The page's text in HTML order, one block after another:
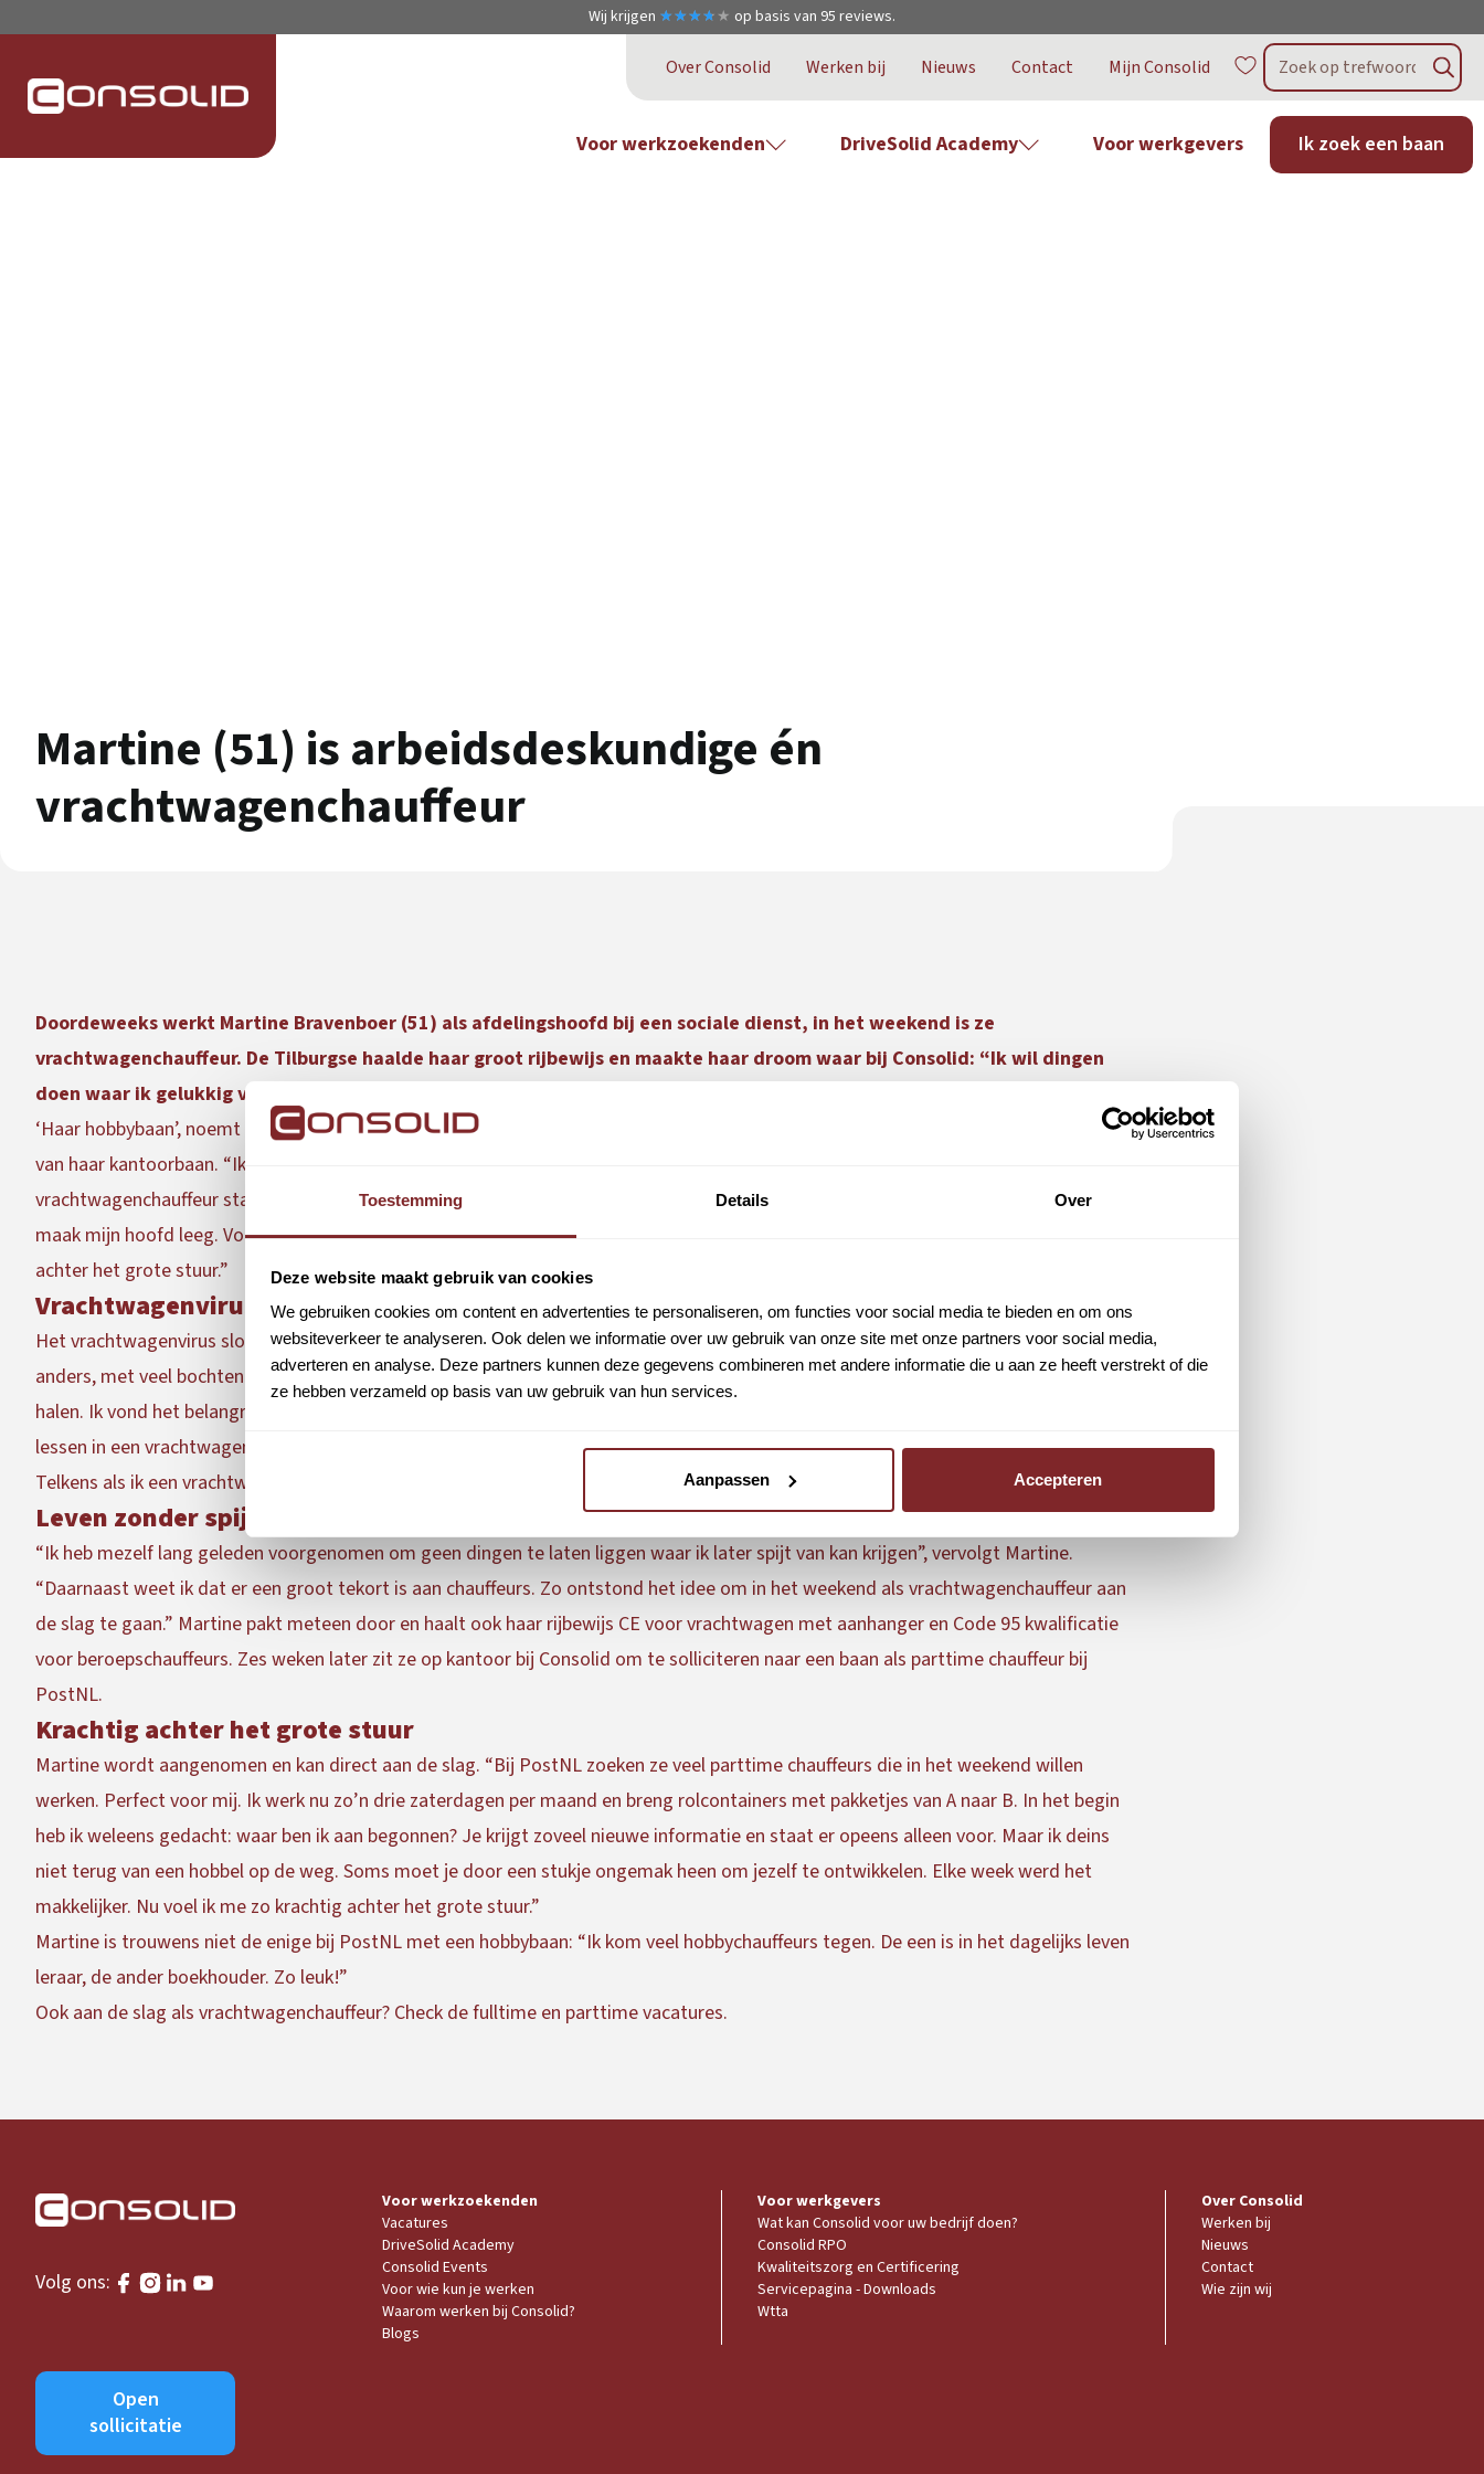
Toestemming Details Over
Deze website maakt gebruik van cookies
We gebruiken cookies om content en advertenties te personaliseren, om functies voor social media te bieden en om ons
websiteverkeer te analyseren. Ook delen we informatie over uw gebruik van onze site met onze partners voor social media,
adverteren en analyse. Deze partners kunnen deze gegevens combineren met andere informatie die u aan ze heeft verstrekt of die
ze hebben verzameld op basis van uw gebruik van hun services.
Aanpassen Accepteren
Wij krijgen ★
★★
★★
★★
★ ★
★ op basis van 95 reviews.
Over Consolid Werken bij Nieuws Contact Mijn Consolid
Voor werkzoekenden DriveSolid Academy Voor werkgevers Ik zoek een baan
Martine (51) is arbeidsdeskundige én
vrachtwagenchauffeur
Doordeweeks werkt Martine Bravenboer (51) als afdelingshoofd bij een sociale dienst, in het weekend is ze
vrachtwagenchauffeur. De Tilburgse haalde haar groot rijbewijs en maakte haar droom waar bij Consolid: “Ik wil dingen
doen waar ik gelukkig van word.”
‘Haar hobbybaan’, noemt ze haar werk als vrachtwagenchauffeur vol trots. Voor Martine is het werk een mooie, fysieke
tegenhanger
van haar kantoorbaan. “Ik ben arbeidsdeskundige en sinds kort ook afdelingshoofd. Een baan met veel verantwoordelijkheid. Als
vrachtwagenchauffeur stap ik in een andere wereld. Ik vind het heerlijk om onderweg te zijn. Ik doe iets nuttigs, ben veel buiten en
maak mijn hoofd leeg. Voor mij is het echt afschakelen van een drukke werkweek. Andere mensen gaan 30 kilometer fietsen, ik kruip
achter het grote stuur.”
Vrachtwagenvirus
Het vrachtwagenvirus sloeg toe toen Martine twee jaar geleden met de camper naar Noorwegen wilde. “De wegen zijn daar heel
anders, met veel bochten en tunnels”, vertelt Martine. “Hoewel het niet nodig is voor een camper, wilde ik toch mijn groot rijbewijs te
halen. Ik vond het belangrijk om me comfortabel en zeker te voelen achter het stuur. In zes weken had ik mijn rijbewijs C op zak. Het
lessen in een vrachtwagen was een geweldige ervaring. Het besturen van zo’n groot voertuig is zo gaaf, dat wilde ik niet meer missen.
Telkens als ik een vrachtwagen zag rijden, begon het te kriebelen.”
Leven zonder spijt
“Ik heb mezelf lang geleden voorgenomen om geen dingen te laten liggen waar ik later spijt van kan krijgen”, vervolgt Martine.
“Daarnaast weet ik dat er een groot tekort is aan chauffeurs. Zo ontstond het idee om in het weekend als vrachtwagenchauffeur aan
de slag te gaan.” Martine pakt meteen door en haalt ook haar rijbewijs CE voor vrachtwagen met aanhanger en Code 95 kwalificatie
voor beroepschauffeurs. Zes weken later zit ze op kantoor bij Consolid om te solliciteren naar een baan als parttime chauffeur bij
PostNL.
Krachtig achter het grote stuur
Martine wordt aangenomen en kan direct aan de slag. “Bij PostNL zoeken ze veel parttime chauffeurs die in het weekend willen
werken. Perfect voor mij. Ik werk nu zo’n drie zaterdagen per maand en breng rolcontainers met pakketjes van A naar B. In het begin
heb ik weleens gedacht: waar ben ik aan begonnen? Je krijgt zoveel nieuwe informatie en staat er opeens alleen voor. Maar ik deins
niet terug van een hobbel op de weg. Soms moet je door een stukje ongemak heen om jezelf te ontwikkelen. Elke week werd het
makkelijker. Nu voel ik me zo krachtig achter het grote stuur.”
Martine is trouwens niet de enige bij PostNL met een hobbybaan: “Ik kom veel hobbychauffeurs tegen. De een is in het dagelijks leven
leraar, de ander boekhouder. Zo leuk!”
Ook aan de slag als vrachtwagenchauffeur? Check de fulltime en parttime vacatures.
Volg ons:
Open
sollicitatie
Voor werkzoekenden
Vacatures
DriveSolid Academy
Consolid Events
Voor wie kun je werken
Waarom werken bij Consolid?
Blogs
Voor werkgevers
Wat kan Consolid voor uw bedrijf doen?
Consolid RPO
Kwaliteitszorg en Certificering
Servicepagina - Downloads
Wtta
Over Consolid
Werken bij
Nieuws
Contact
Wie zijn wij